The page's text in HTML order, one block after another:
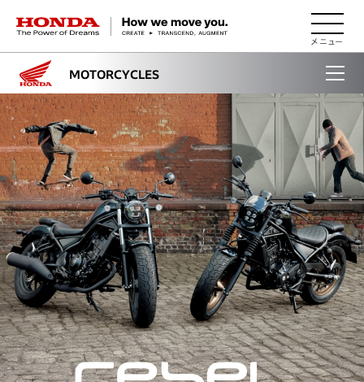
HONDA The Power of Dreams
MOTORCYCLES